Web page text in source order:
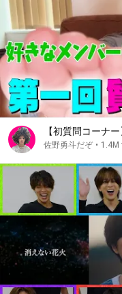
【初質問コーナ
佐野勇斗だぞ • 1.4M